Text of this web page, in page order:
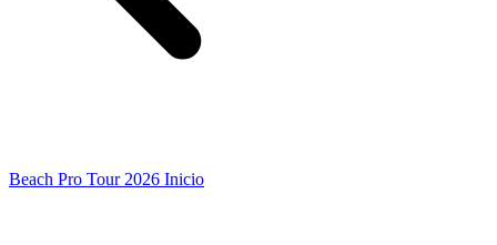
Beach Pro Tour 2026 Inicio